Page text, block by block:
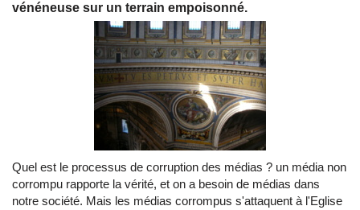
vénéneuse sur un terrain empoisonné.
Quel est le processus de corruption des médias ? un média non
corrompu rapporte la vérité, et on a besoin de médias dans
notre société. Mais les médias corrompus s'attaquent à l'Eglise